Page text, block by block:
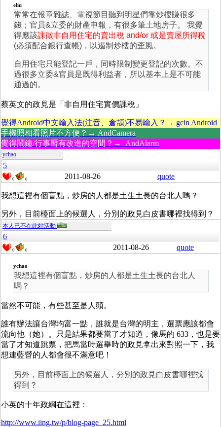
eliu
常常在報章雜誌、電視節目聽到明星們靠炒樓賺很多
錢；官員&立委的財產申報，有很多筆土地房子。 我覺
得應該課徵非自用住宅的賣出稅 and/or 或是賣屋所得稅
(必須配合銀行查帳)，以遏制炒樓的歪風。
自用住宅只能登記一戶，同時限制變更登記的次數。不
過很多立委&官員是既得利益者，所以基本上是不可能
通過的。
蔡英文的政見是「非自用住宅實價課稅」
覺得Android中文輸入法(注音、倉頡)不易輸入？→ gcin Android
手機照相看照片不方便？→ AndCamera
覺得鬧鐘/行事曆有改進的空間？→ AndAlarm
ychao
5
0 0 2011-08-26 quote
我想這裡有個盲點，炒房的人都是土生土長的台北人嗎？
另外，目前檯面上的候選人，分別的政見白皮書哪裡找得到？
本人已不在此站活動
6
0 0 2011-08-26 quote
ychao
我想這裡有個盲點，炒房的人都是土生土長的台北人
嗎？
當然不可能，有些甚至是人頭。
誰有辦法讓台灣均富一點，誰就是台灣的明主，選票應該都會
流向他（她）。只是結果都要當了才知道，像馬的 633，也是要
當了才知道跳票，把馬當時選舉時的政見拿出來對照一下，我
想連藍營的人都會很不滿意吧！
另外，目前檯面上的候選人，分別的政見白皮書哪裡找
得到？
小英的十年政綱在這裡：
http://www.iing.tw/p/blog-page_25.html